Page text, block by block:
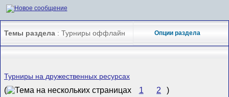
Темы раздела : Турниры оффлайн Опции раздела
Турниры на дружественных ресурсах
( 1 2 )